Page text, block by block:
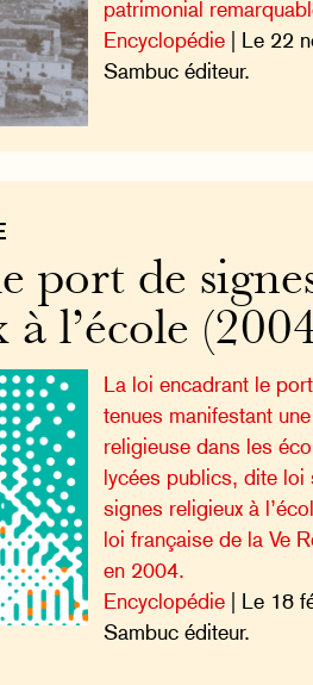
patrimonial
Encyclopédie | Le 22
Sambuc éditeur.
port de
l’école
La loi encadrant le
tenues manifestant
religieuse dans les
lycées publics, dite loi
signes religieux à
loi française de la Ve
en 2004.
Encyclopédie | Le 18
Sambuc éditeur.